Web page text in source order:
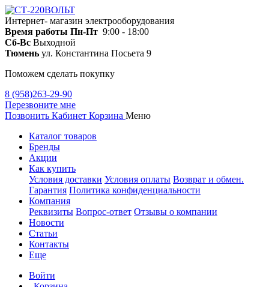
Интернет- магазин электрооборудования
Время работы Пн-Пт 9:00 - 18:00
Сб-Вс Выходной
Тюмень ул. Константина Посьета 9
Поможем сделать покупку
8 (958)263-29-90
Перезвоните мне
Позвонить Кабинет Корзина Меню
Каталог товаров
Бренды
Акции
Как купить
Условия доставки Условия оплаты Возврат и обмен.
Гарантия Политика конфиденциальности
Компания
Реквизиты Вопрос-ответ Отзывы о компании
Новости
Статьи
Контакты
Еще
Войти